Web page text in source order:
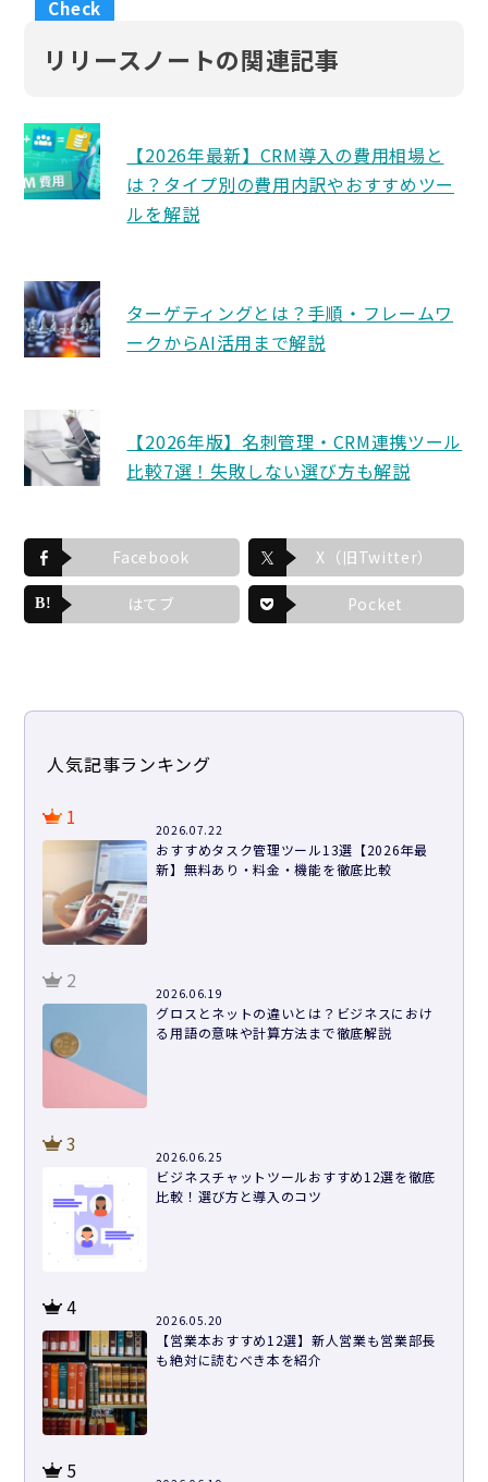
リリースノートの関連記事
【2026年最新】CRM導入の費用相場と
は？タイプ別の費用内訳やおすすめツー
ルを解説
ターゲティングとは？手順・フレームワ
ークからAI活用まで解説
【2026年版】名刺管理・CRM連携ツール
比較7選！失敗しない選び方も解説
Facebook X（旧Twitter）
はてブ Pocket
人気記事ランキング
1
2026.07.22
おすすめタスク管理ツール13選【2026年最
新】無料あり・料金・機能を徹底比較
2
2026.06.19
グロスとネットの違いとは？ビジネスにおけ
る用語の意味や計算方法まで徹底解説
3
2026.06.25
ビジネスチャットツールおすすめ12選を徹底
比較！選び方と導入のコツ
4
2026.05.20
【営業本おすすめ12選】新人営業も営業部長
も絶対に読むべき本を紹介
5